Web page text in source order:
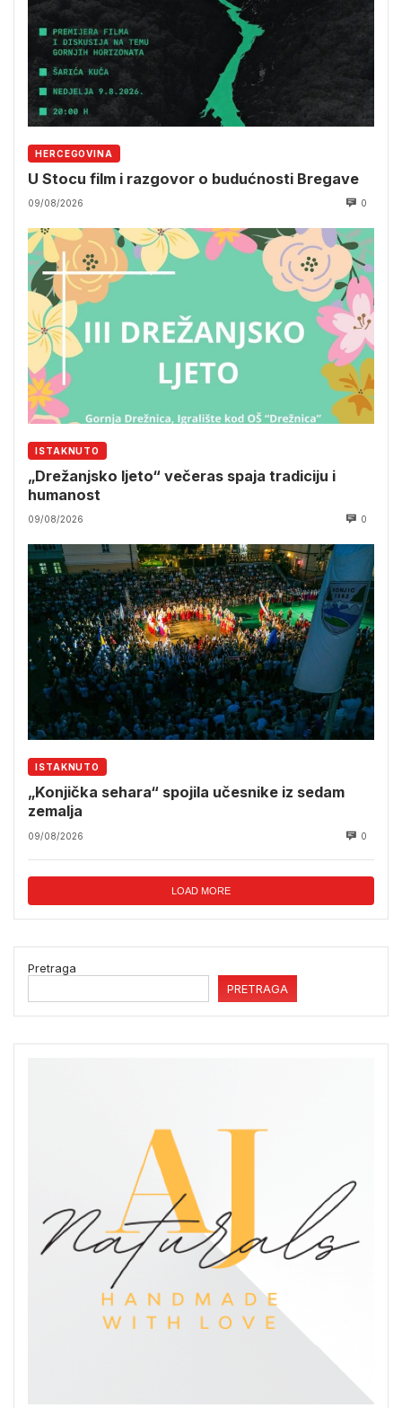
HERCEGOVINA
U Stocu film i razgovor o budućnosti Bregave
09/08/2026 0
ISTAKNUTO
„Drežanjsko ljeto“ večeras spaja tradiciju i
humanost
09/08/2026 0
ISTAKNUTO
„Konjička sehara“ spojila učesnike iz sedam
zemalja
09/08/2026 0
LOAD MORE
Pretraga
PRETRAGA